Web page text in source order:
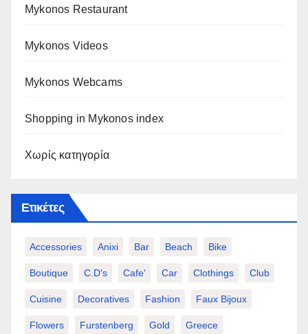
Mykonos Restaurant
Mykonos Videos
Mykonos Webcams
Shopping in Mykonos index
Χωρίς κατηγορία
Ετικέτες
Accessories Anixi Bar Beach Bike
Boutique C.d's Cafe' Car Clothings Club
Cuisine Decoratives Fashion Faux Bijoux
Flowers Furstenberg Gold Greece